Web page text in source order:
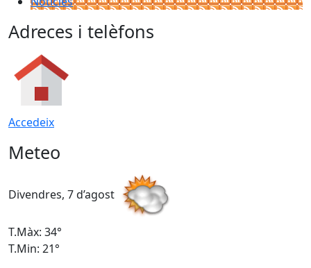
Adreces i telèfons
Accedeix
Meteo
Divendres, 7 d’agost
T.Màx: 34°
T.Min: 21°